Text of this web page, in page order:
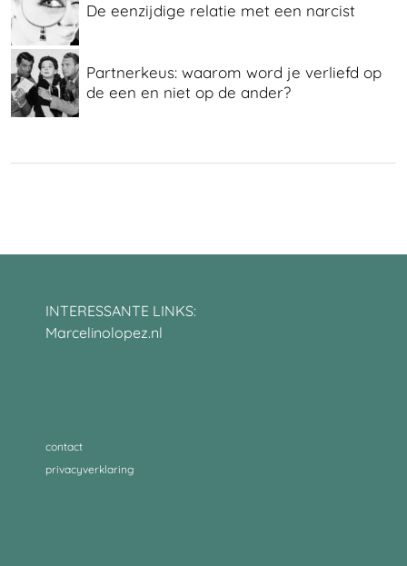
De eenzijdige relatie met een narcist
Partnerkeus: waarom word je verliefd op
de een en niet op de ander?
INTERESSANTE LINKS:
Marcelinolopez.nl
contact
privacyverklaring